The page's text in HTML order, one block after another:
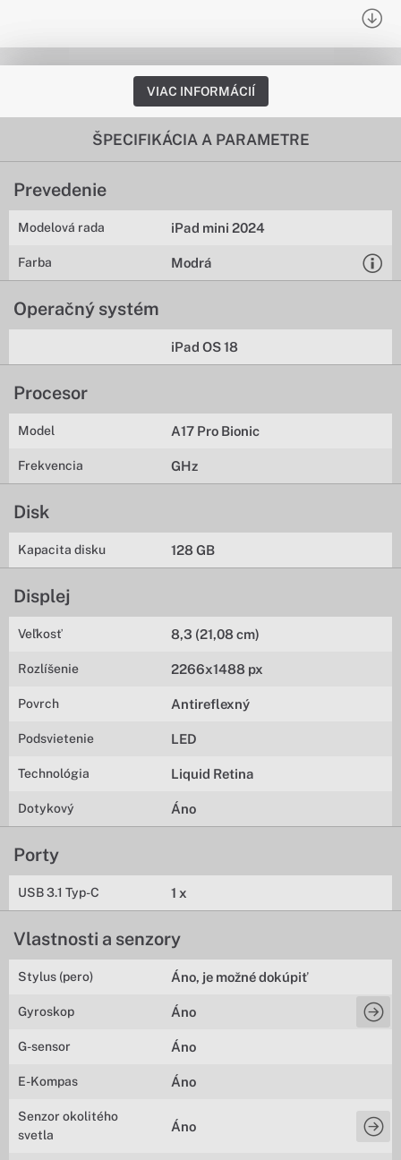
VIAC INFORMÁCIÍ
ŠPECIFIKÁCIA A PARAMETRE
Prevedenie
Modelová rada iPad mini 2024
Farba Modrá
Operačný systém
iPad OS 18
Procesor
Model A17 Pro Bionic
Frekvencia GHz
Disk
Kapacita disku 128 GB
Displej
Veľkosť 8,3 (21,08 cm)
Rozlíšenie 2266x1488 px
Povrch Antireflexný
Podsvietenie LED
Technológia Liquid Retina
Dotykový Áno
Porty
USB 3.1 Typ-C 1 x
Vlastnosti a senzory
Stylus (pero) Áno, je možné dokúpiť
Gyroskop Áno
G-sensor Áno
E-Kompas Áno
Senzor okolitého
svetla
Áno